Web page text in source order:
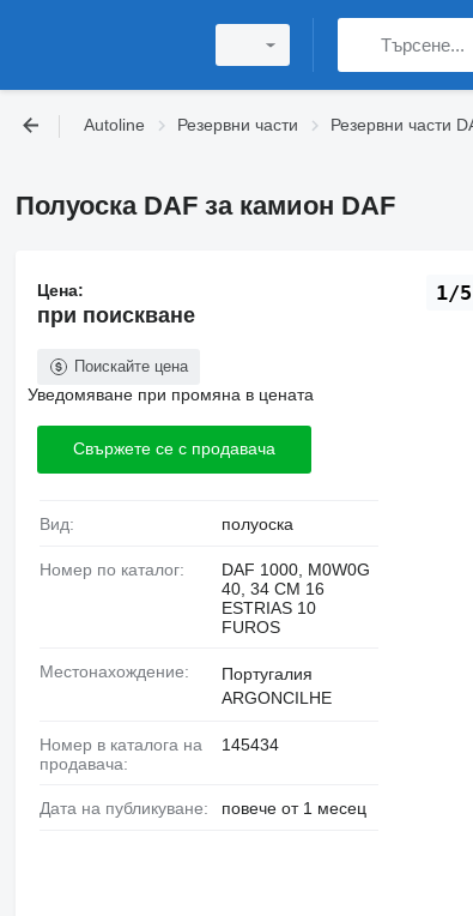
Autoline Резервни части Резервни части
Полуоска DAF за камион DAF
1/5
Цена:
при поискване
Поискайте цена
Уведомяване при промяна в цената
Свържете се с продавача
Вид: полуоска
Номер по каталог:
DAF 1000, M0W0G
40, 34 CM 16
ESTRIAS 10
FUROS
Местонахождение:
Португалия
ARGONCILHE
Номер в каталога на
продавача:
145434
Дата на публикуване: повече от 1 месец